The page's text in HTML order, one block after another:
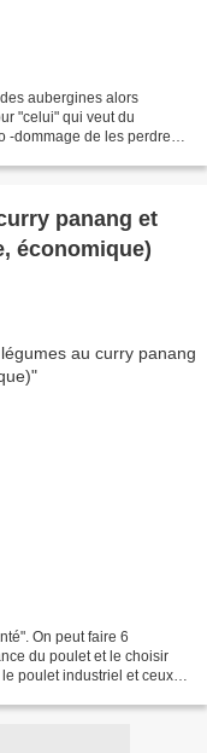
aubergines alors
"celui" qui veut du
-dommage de les perdre-
panang et
économique)
On peut faire 6
du poulet et le choisir
poulet industriel et ceux